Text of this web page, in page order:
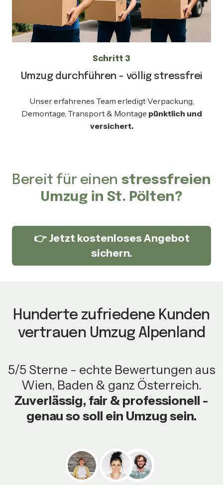
Schritt 3
Umzug durchführen - völlig stressfrei
Unser erfahrenes Team erledigt Verpackung,
Demontage, Transport & Montage pünktlich und
versichert.
Bereit für einen stressfreien
Umzug in St. Pölten?
👉 Jetzt kostenloses Angebot
sichern.
Hunderte zufriedene Kunden
vertrauen Umzug Alpenland
5/5 Sterne - echte Bewertungen aus
Wien, Baden & ganz Österreich.
Zuverlässig, fair & professionell -
genau so soll ein Umzug sein.